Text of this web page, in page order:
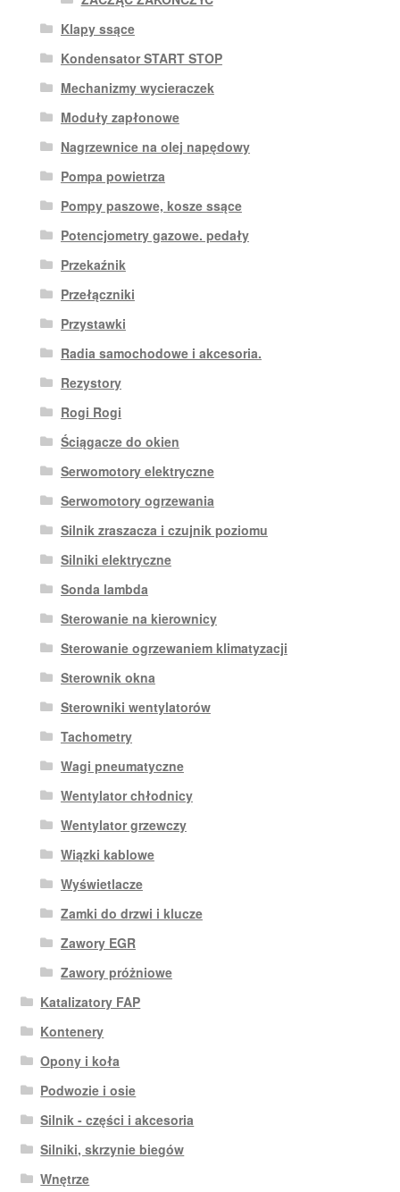
Klapy ssące
Kondensator START STOP
Mechanizmy wycieraczek
Moduły zapłonowe
Nagrzewnice na olej napędowy
Pompa powietrza
Pompy paszowe, kosze ssące
Potencjometry gazowe. pedały
Przekaźnik
Przełączniki
Przystawki
Radia samochodowe i akcesoria.
Rezystory
Rogi Rogi
Ściągacze do okien
Serwomotory elektryczne
Serwomotory ogrzewania
Silnik zraszacza i czujnik poziomu
Silniki elektryczne
Sonda lambda
Sterowanie na kierownicy
Sterowanie ogrzewaniem klimatyzacji
Sterownik okna
Sterowniki wentylatorów
Tachometry
Wagi pneumatyczne
Wentylator chłodnicy
Wentylator grzewczy
Wiązki kablowe
Wyświetlacze
Zamki do drzwi i klucze
Zawory EGR
Zawory próżniowe
Katalizatory FAP
Kontenery
Opony i koła
Podwozie i osie
Silnik - części i akcesoria
Silniki, skrzynie biegów
Wnętrze